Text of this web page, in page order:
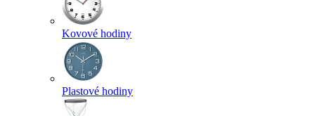
Kovové hodiny
Plastové hodiny